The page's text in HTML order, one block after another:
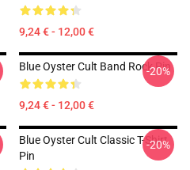
9,24 € - 12,00 €
Blue Oyster Cult Band Rock Pin
9,24 € - 12,00 €
-20%
Blue Oyster Cult Classic T-Shirt
Pin
-20%